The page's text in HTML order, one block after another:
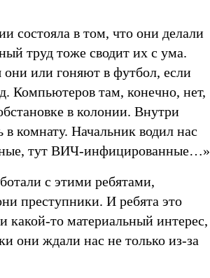
состояла в том, что они делали
труд тоже сводит их с ума.
они или гоняют в футбол, если
Компьютеров там, конечно, нет,
в колонии. Внутри
комнату. Начальник водил нас
тут ВИЧ-инфицированные…»
с этими ребятами,
преступники. И ребята это
то материальный интерес,
они ждали нас не только из-за